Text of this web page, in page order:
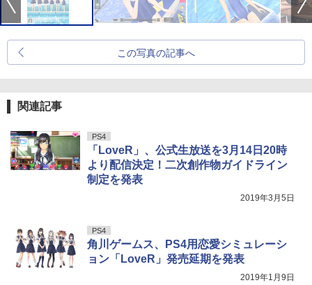
この写真の記事へ
関連記事
PS4
「LoveR」、公式生放送を3月14日20時
より配信決定！二次創作物ガイドライン
制定を発表
2019年3月5日
PS4
角川ゲームス、PS4用恋愛シミュレーシ
ョン「LoveR」発売延期を発表
2019年1月9日